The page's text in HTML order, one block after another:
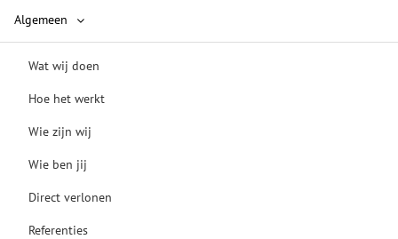
Algemeen
Wat wij doen
Hoe het werkt
Wie zijn wij
Wie ben jij
Direct verlonen
Referenties